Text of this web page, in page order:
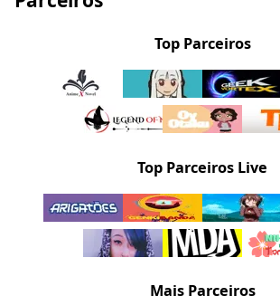
Top Parceiros
Top Parceiros Live
Mais Parceiros